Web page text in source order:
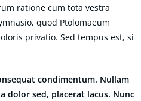
ratione cum tota vestra
quod Ptolomaeum
privatio. Sed tempus est, si
condimentum. Nullam
dolor sed, placerat lacus. Nunc